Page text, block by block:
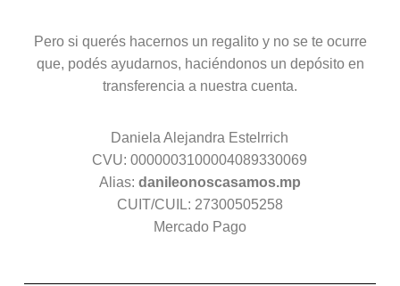
Pero si querés hacernos un regalito y no se te ocurre
que, podés ayudarnos, haciéndonos un depósito en
transferencia a nuestra cuenta.
Daniela Alejandra Estelrrich
CVU: 0000003100004089330069
Alias: danileonoscasamos.mp
CUIT/CUIL: 27300505258
Mercado Pago